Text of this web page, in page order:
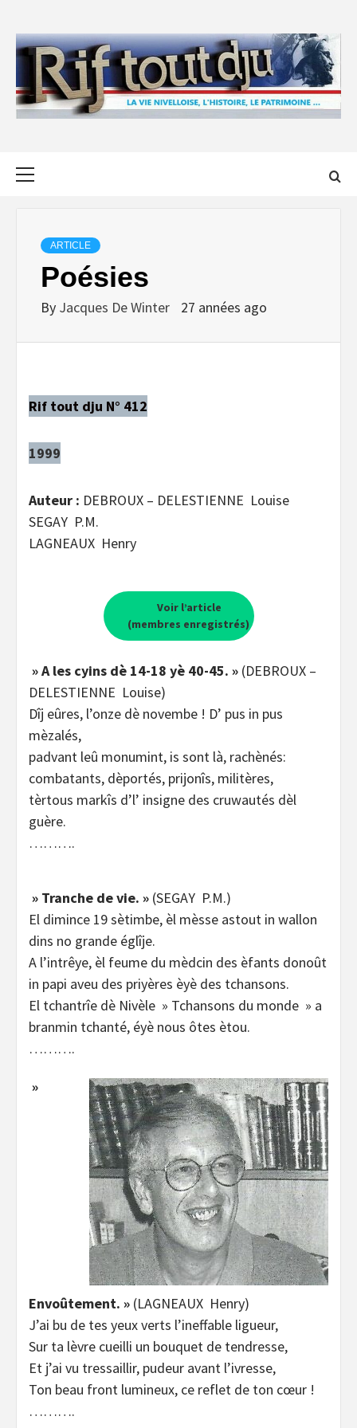
content
ARTICLE
Poésies
By Jacques De Winter 27 années ago
Rif tout dju N° 412
1999
Auteur : DEBROUX – DELESTIENNE Louise
SEGAY P.M.
LAGNEAUX Henry
Voir l’article
(membres enregistrés)
» A les cyins dè 14-18 yè 40-45. » (DEBROUX –
DELESTIENNE Louise)
Dîj eûres, l’onze dè novembe ! D’ pus in pus
mèzalés,
padvant leû monumint, is sont là, rachènés:
combatants, dèportés, prijonîs, militères,
tèrtous markîs d’l’ insigne des cruwautés dèl
guère.
……….
» Tranche de vie. » (SEGAY P.M.)
El dimince 19 sètimbe, èl mèsse astout in wallon
dins no grande églîje.
A l’intrêye, èl feume du mèdcin des èfants donoût
in papi aveu des priyères èyè des tchansons.
El tchantrîe dè Nivèle » Tchansons du monde » a
branmin tchanté, éyè nous ôtes ètou.
……….
»
Envoûtement. » (LAGNEAUX Henry)
J’ai bu de tes yeux verts l’ineffable ligueur,
Sur ta lèvre cueilli un bouquet de tendresse,
Et j’ai vu tressaillir, pudeur avant l’ivresse,
Ton beau front lumineux, ce reflet de ton cœur !
……….